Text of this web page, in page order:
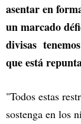
asentar en
un marcado
divisas
que está
"Todos estas
sostenga en los